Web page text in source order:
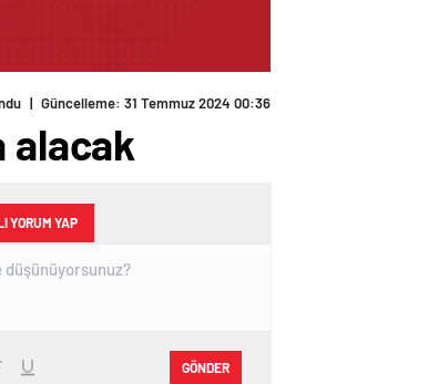
| Güncelleme: 31 Temmuz 2024 00:36
alacak
YORUM YAP
GÖNDER